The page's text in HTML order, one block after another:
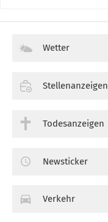
Wetter
Stellenanzeigen
Todesanzeigen
Newsticker
Verkehr